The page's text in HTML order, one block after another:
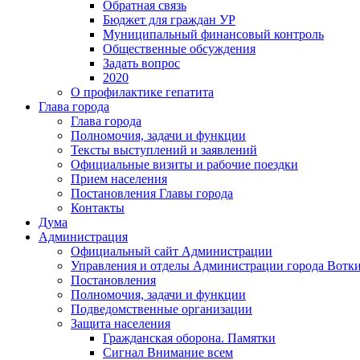
Обратная связь
Бюджет для граждан УР
Муниципальный финансовый контроль
Общественные обсуждения
Задать вопрос
2020
О профилактике гепатита
Глава города
Глава города
Полномочия, задачи и функции
Тексты выступлений и заявлений
Официальные визиты и рабочие поездки
Прием населения
Постановления Главы города
Контакты
Дума
Администрация
Официальный сайт Администрации
Управления и отделы Администрации города
Постановления
Полномочия, задачи и функции
Подведомственные организации
Защита населения
Гражданская оборона. Памятки
Сигнал Внимание всем